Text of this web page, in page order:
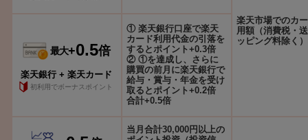
最大+0.5倍
楽天銀行 + 楽天カード
初利用でボーナスポイント
① 楽天銀行口座で楽天
カード利用代金の引落を
するとポイント+0.3倍
② ①を達成し、さらに
購買の前月に楽天銀行で
給与・賞与・年金を受け
取るとポイント+0.2倍
合計+0.5倍
当月合計30,000円以上の
楽天市場でのカ
用額（消費税・
ッピング料除く